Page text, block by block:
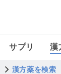
サプリ 漢
漢方薬を検索